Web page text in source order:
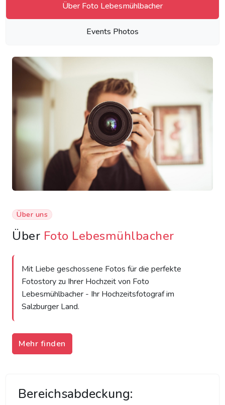
Über Foto Lebesmühlbacher
Events Photos
Über uns
Über Foto Lebesmühlbacher
Mit Liebe geschossene Fotos für die perfekte
Fotostory zu Ihrer Hochzeit von Foto
Lebesmühlbacher - Ihr Hochzeitsfotograf im
Salzburger Land.
Mehr finden
Bereichsabdeckung: